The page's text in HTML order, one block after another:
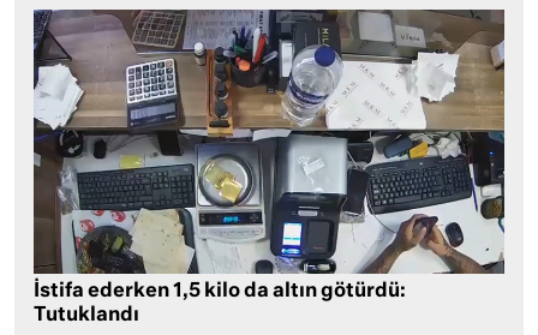
İstifa ederken 1,5 kilo da altın götürdü:
Tutuklandı